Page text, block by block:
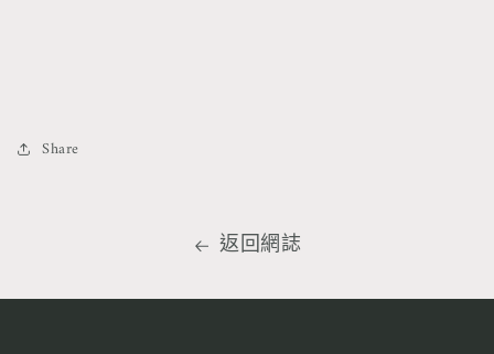
Share
返回網誌